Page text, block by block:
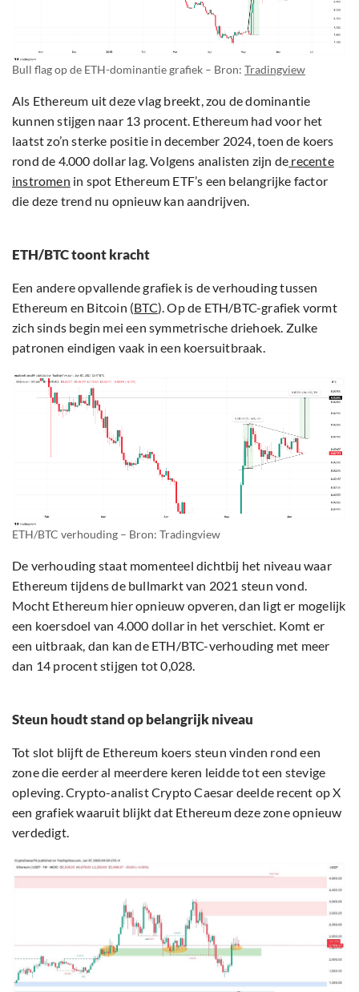
Bull flag op de ETH-dominantie grafiek – Bron: Tradingview
Als Ethereum uit deze vlag breekt, zou de dominantie
kunnen stijgen naar 13 procent. Ethereum had voor het
laatst zo’n sterke positie in december 2024, toen de koers
rond de 4.000 dollar lag. Volgens analisten zijn de recente
instromen in spot Ethereum ETF’s een belangrijke factor
die deze trend nu opnieuw kan aandrijven.
ETH/BTC toont kracht
Een andere opvallende grafiek is de verhouding tussen
Ethereum en Bitcoin (BTC). Op de ETH/BTC-grafiek vormt
zich sinds begin mei een symmetrische driehoek. Zulke
patronen eindigen vaak in een koersuitbraak.
ETH/BTC verhouding – Bron: Tradingview
De verhouding staat momenteel dichtbij het niveau waar
Ethereum tijdens de bullmarkt van 2021 steun vond.
Mocht Ethereum hier opnieuw opveren, dan ligt er mogelijk
een koersdoel van 4.000 dollar in het verschiet. Komt er
een uitbraak, dan kan de ETH/BTC-verhouding met meer
dan 14 procent stijgen tot 0,028.
Steun houdt stand op belangrijk niveau
Tot slot blijft de Ethereum koers steun vinden rond een
zone die eerder al meerdere keren leidde tot een stevige
opleving. Crypto-analist Crypto Caesar deelde recent op X
een grafiek waaruit blijkt dat Ethereum deze zone opnieuw
verdedigt.